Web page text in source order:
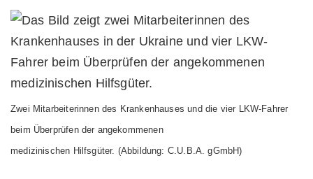
Zwei Mitarbeiterinnen des Krankenhauses und die vier LKW-Fahrer
beim Überprüfen der angekommenen
medizinischen Hilfsgüter. (Abbildung: C.U.B.A. gGmbH)